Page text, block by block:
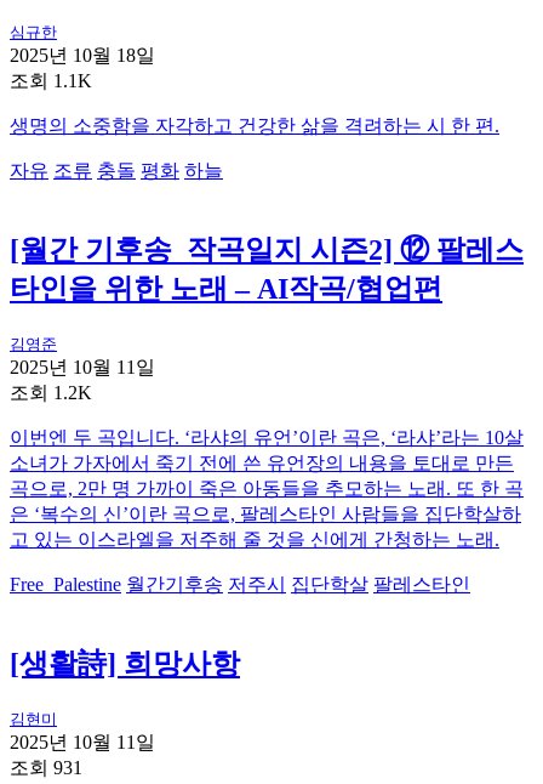
심규한
2025년 10월 18일
조회 1.1K
생명의 소중함을 자각하고 건강한 삶을 격려하는 시 한 편.
자유 조류 충돌 평화 하늘
[월간 기후송_작곡일지 시즌2] ⑫ 팔레스
타인을 위한 노래 – AI작곡/협업편
김영준
2025년 10월 11일
조회 1.2K
이번엔 두 곡입니다. ‘라샤의 유언’이란 곡은, ‘라샤’라는 10살
소녀가 가자에서 죽기 전에 쓴 유언장의 내용을 토대로 만든
곡으로, 2만 명 가까이 죽은 아동들을 추모하는 노래. 또 한 곡
은 ‘복수의 신’이란 곡으로, 팔레스타인 사람들을 집단학살하
고 있는 이스라엘을 저주해 줄 것을 신에게 간청하는 노래.
Free_Palestine 월간기후송 저주시 집단학살 팔레스타인
[생활詩] 희망사항
김현미
2025년 10월 11일
조회 931